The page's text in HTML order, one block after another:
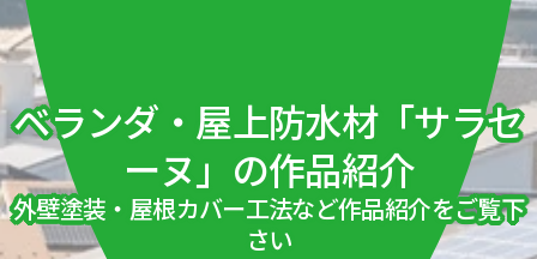
ベランダ・屋上防水材「サラセ
ーヌ」の作品紹介
外壁塗装・屋根カバー工法など作品紹介をご覧下
さい